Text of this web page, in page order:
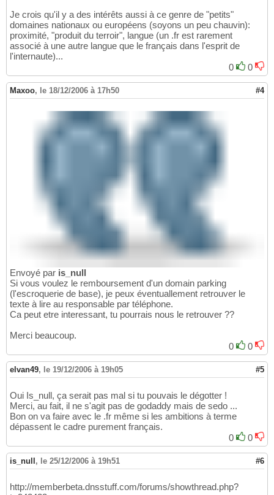
Je crois qu'il y a des intérêts aussi à ce genre de "petits"
domaines nationaux ou européens (soyons un peu chauvin):
proximité, "produit du terroir", langue (un .fr est rarement
associé à une autre langue que le français dans l'esprit de
l'internaute)...
0
0
Maxoo, le 18/12/2006 à 17h50 #4
Envoyé par is_null
Si vous voulez le remboursement d'un domain parking
(l'escroquerie de base), je peux éventuallement retrouver le
texte à lire au responsable par téléphone.
Ca peut etre interessant, tu pourrais nous le retrouver ??
Merci beaucoup.
0
0
elvan49, le 19/12/2006 à 19h05 #5
Oui Is_null, ça serait pas mal si tu pouvais le dégotter !
Merci, au fait, il ne s'agit pas de godaddy mais de sedo ...
Bon on va faire avec le .fr même si les ambitions à terme
dépassent le cadre purement français.
0
0
is_null, le 25/12/2006 à 19h51 #6
http://memberbeta.dnsstuff.com/forums/showthread.php?